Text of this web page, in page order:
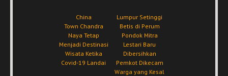
China
Town Chandra
Naya Tetap
Menjadi Destinasi
Wisata Ketika
Covid-19 Landai
Lumpur Setinggi
Betis di Perum
Pondok Mitra
Lestari Baru
Dibersihkan
Pemkot Dikecam
Warga yang Kesal